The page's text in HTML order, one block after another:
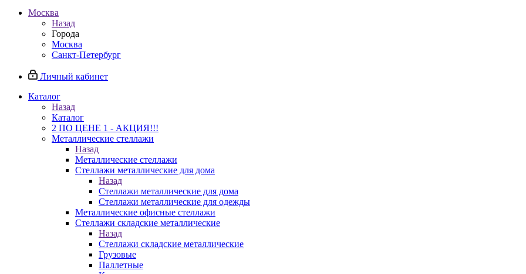
Москва
Назад
Города
Москва
Санкт-Петербург
Личный кабинет
Каталог
Назад
Каталог
2 ПО ЦЕНЕ 1 - АКЦИЯ!!!
Металлические стеллажи
Назад
Металлические стеллажи
Стеллажи металлические для дома
Назад
Стеллажи металлические для дома
Стеллажи металлические для одежды
Металлические офисные стеллажи
Стеллажи складские металлические
Назад
Стеллажи складские металлические
Грузовые
Паллетные